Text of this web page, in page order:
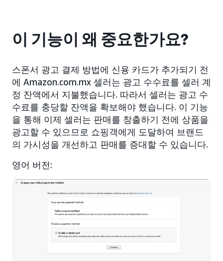
이 기능이 왜 중요한가요?
스폰서 광고 결제 방법에 신용 카드가 추가되기 전
에 Amazon.com.mx 셀러는 광고 수수료를 셀러 계
정 잔액에서 지불했습니다. 따라서 셀러는 광고 수
수료를 충당할 잔액을 확보해야 했습니다. 이 기능
을 통해 이제 셀러는 판매를 창출하기 전에 상품을
광고할 수 있으므로 쇼핑객에게 도달하여 브랜드
의 가시성을 개선하고 판매를 증대할 수 있습니다.
영어 버전: